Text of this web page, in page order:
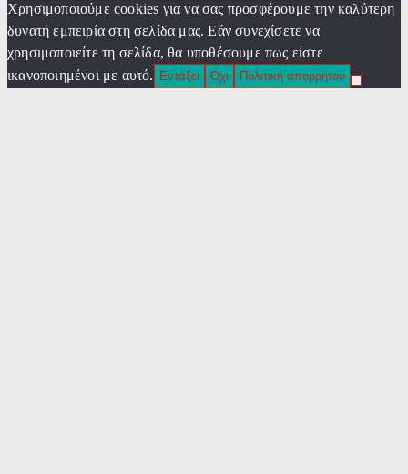
Χρησιμοποιούμε cookies για να σας προσφέρουμε την καλύτερη
δυνατή εμπειρία στη σελίδα μας. Εάν συνεχίσετε να
χρησιμοποιείτε τη σελίδα, θα υποθέσουμε πως είστε
ικανοποιημένοι με αυτό.
Εντάξει Όχι Πολιτική απορρήτου